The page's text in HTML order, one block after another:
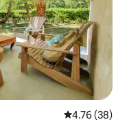
Calificación
4.76 (38)